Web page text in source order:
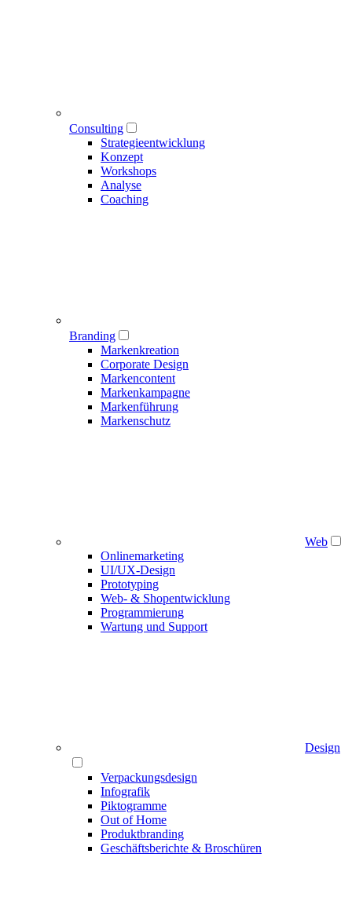
Consulting
Strategieentwicklung
Konzept
Workshops
Analyse
Coaching
Branding
Markenkreation
Corporate Design
Markencontent
Markenkampagne
Markenführung
Markenschutz
Web
Onlinemarketing
UI/UX-Design
Prototyping
Web- & Shopentwicklung
Programmierung
Wartung und Support
Design
Verpackungsdesign
Infografik
Piktogramme
Out of Home
Produktbranding
Geschäftsberichte & Broschüren